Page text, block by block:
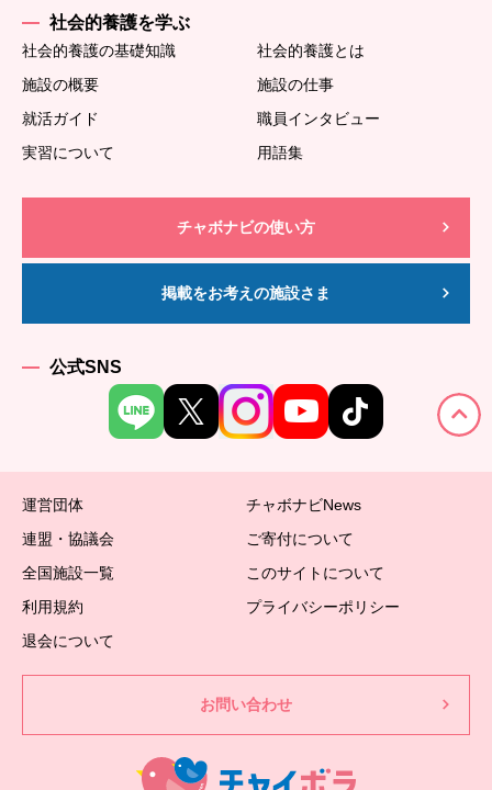
社会的養護を学ぶ
社会的養護の基礎知識
社会的養護とは
施設の概要
施設の仕事
就活ガイド
職員インタビュー
実習について
用語集
チャボナビの使い方
掲載をお考えの施設さま
公式SNS
運営団体
チャボナビNews
連盟・協議会
ご寄付について
全国施設一覧
このサイトについて
利用規約
プライバシーポリシー
退会について
お問い合わせ